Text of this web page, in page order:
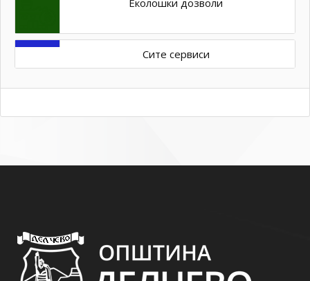
Еколошки дозволи
Сите сервиси